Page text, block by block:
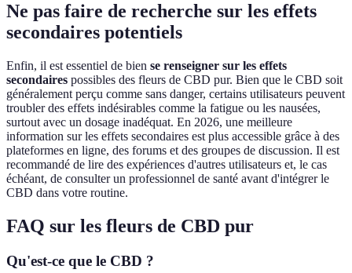
Ne pas faire de recherche sur les effets
secondaires potentiels
Enfin, il est essentiel de bien se renseigner sur les effets
secondaires possibles des fleurs de CBD pur. Bien que le CBD soit
généralement perçu comme sans danger, certains utilisateurs peuvent
troubler des effets indésirables comme la fatigue ou les nausées,
surtout avec un dosage inadéquat. En 2026, une meilleure
information sur les effets secondaires est plus accessible grâce à des
plateformes en ligne, des forums et des groupes de discussion. Il est
recommandé de lire des expériences d'autres utilisateurs et, le cas
échéant, de consulter un professionnel de santé avant d'intégrer le
CBD dans votre routine.
FAQ sur les fleurs de CBD pur
Qu'est-ce que le CBD ?